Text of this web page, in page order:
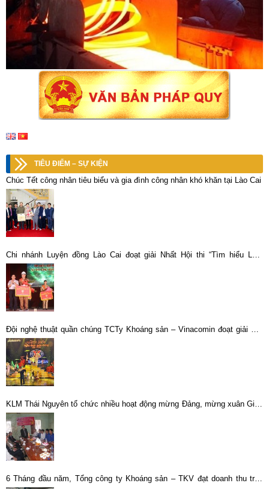
TIÊU ĐIỂM – SỰ KIỆN
Chúc Tết công nhân tiêu biểu và gia đình công nhân khó khăn tại Lào Cai
Chi nhánh Luyện đồng Lào Cai đoạt giải Nhất Hội thi “Tìm hiểu Luật
Phòng cháy, chữa cháy”
Đội nghệ thuật quần chúng TCTy Khoáng sản – Vinacomin đoạt giải Nhì
các đội mạnh Hội diễn Nghệ thuật quần chúng TKV năm 2014
KLM Thái Nguyên tổ chức nhiều hoạt động mừng Đảng, mừng xuân Giáp
Ngọ 2014
6 Tháng đầu năm, Tổng công ty Khoáng sản – TKV đạt doanh thu trên